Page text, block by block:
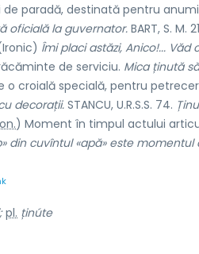
paradă, destinată pentru
oficială la guvernator. BART, S. M.
Îmi placi astăzi, Anico!...
de serviciu. Mica ținută
croială specială, pentru
decorații.STANCU, U.R.S.S. 74.
) Moment în timpul actului
din cuvîntul «apă» este
pl. ținúte